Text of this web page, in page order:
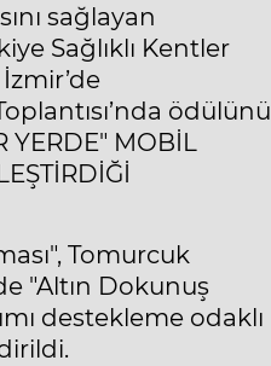
sağlayan
Sağlıklı Kentler
ödülünü
MOBİL
Tomurcuk
"Altın Dokunuş
destekleme odaklı